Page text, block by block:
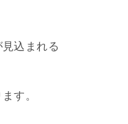
込まれる
す。